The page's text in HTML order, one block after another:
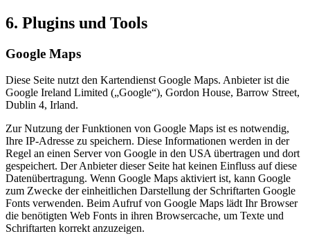
6. Plugins und Tools
Google Maps
Diese Seite nutzt den Kartendienst Google Maps. Anbieter ist die
Google Ireland Limited („Google“), Gordon House, Barrow Street,
Dublin 4, Irland.
Zur Nutzung der Funktionen von Google Maps ist es notwendig,
Ihre IP-Adresse zu speichern. Diese Informationen werden in der
Regel an einen Server von Google in den USA übertragen und dort
gespeichert. Der Anbieter dieser Seite hat keinen Einfluss auf diese
Datenübertragung. Wenn Google Maps aktiviert ist, kann Google
zum Zwecke der einheitlichen Darstellung der Schriftarten Google
Fonts verwenden. Beim Aufruf von Google Maps lädt Ihr Browser
die benötigten Web Fonts in ihren Browsercache, um Texte und
Schriftarten korrekt anzuzeigen.